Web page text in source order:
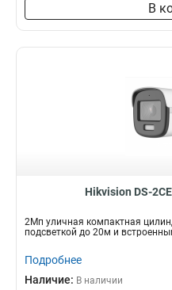
В
Hikvision DS-
2Мп уличная компактная
подсветкой до 20м и
Подробнее
Наличие: В наличии